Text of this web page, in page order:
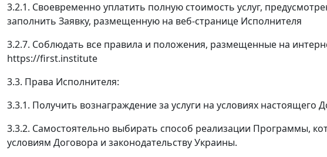
3.2.1. Своевременно уплатить полную стоимость услуг,
заполнить Заявку, размещенную на веб-странице Исполнителя
3.2.7. Соблюдать все правила и положения, размещенные на
https://first.institute
3.3. Права Исполнителя:
3.3.1. Получить вознаграждение за услуги на условиях настоящего
3.3.2. Самостоятельно выбирать способ реализации Программы,
условиям Договора и законодательству Украины.